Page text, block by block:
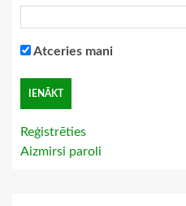
Atceries mani
Reģistrēties
Aizmirsi paroli